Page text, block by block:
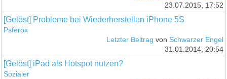
23.07.2015, 17:52
[Gelöst] Probleme bei Wiederherstellen iPhone 5S
Psferox
Letzter Beitrag von Schwarzer Engel
31.01.2014, 20:54
[Gelöst] iPad als Hotspot nutzen?
Sozialer